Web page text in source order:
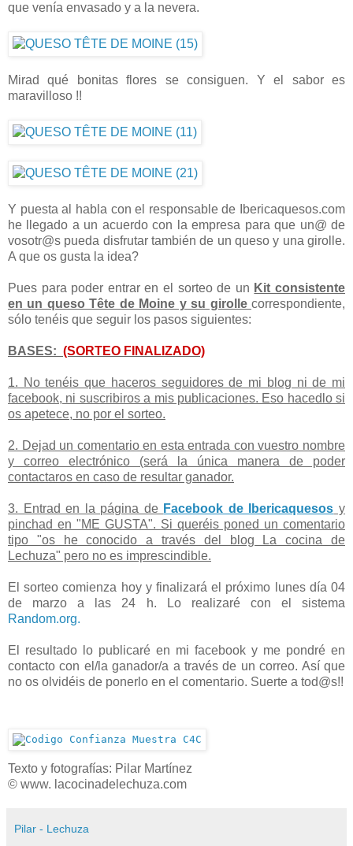
que venía envasado y a la nevera.
Mirad qué bonitas flores se consiguen. Y el sabor es
maravilloso !!
Y puesta al habla con el responsable de Ibericaquesos.com
he llegado a un acuerdo con la empresa para que un@ de
vosotr@s pueda disfrutar también de un queso y una girolle.
A que os gusta la idea?
Pues para poder entrar en el sorteo de un Kit consistente
en un queso Tête de Moine y su girolle correspondiente,
sólo tenéis que seguir los pasos siguientes:
BASES: (SORTEO FINALIZADO)
1. No tenéis que haceros seguidores de mi blog ni de mi
facebook, ni suscribiros a mis publicaciones. Eso hacedlo si
os apetece, no por el sorteo.
2. Dejad un comentario en esta entrada con vuestro nombre
y correo electrónico (será la única manera de poder
contactaros en caso de resultar ganador.
3. Entrad en la página de Facebook de Ibericaquesos y
pinchad en "ME GUSTA". Si queréis poned un comentario
tipo "os he conocido a través del blog La cocina de
Lechuza" pero no es imprescindible.
El sorteo comienza hoy y finalizará el próximo lunes día 04
de marzo a las 24 h. Lo realizaré con el sistema
Random.org.
El resultado lo publicaré en mi facebook y me pondré en
contacto con el/la ganador/a a través de un correo. Así que
no os olvidéis de ponerlo en el comentario. Suerte a tod@s!!
Texto y fotografías: Pilar Martínez
© www. lacocinadelechuza.com
Pilar - Lechuza